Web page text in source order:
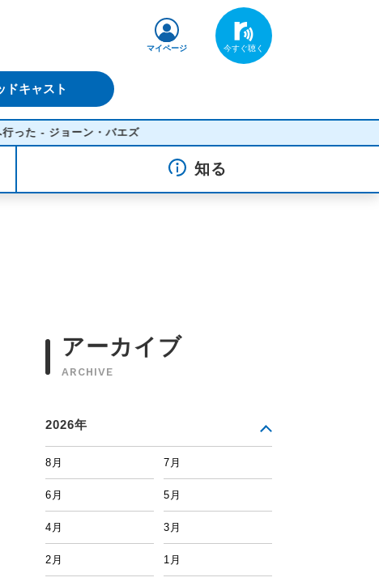
ドキャスト
マイページ
ン・バエズ
知る
アーカイブ
ARCHIVE
2026年
8月 7月
6月 5月
4月 3月
2月 1月